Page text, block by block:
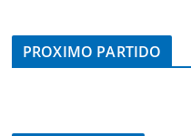
PROXIMO PARTIDO